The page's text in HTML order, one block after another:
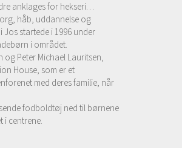
anklages for hekseri…
håb, uddannelse og
startede i 1996 under
i området.
Peter Michael Lauritsen,
House, som er et
med deres familie, når
fodboldtøj ned til børnene
i centrene.